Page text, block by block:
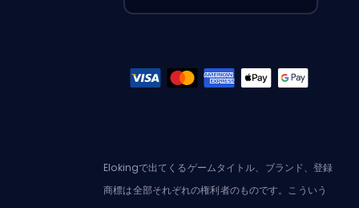
Elokingで出てくるゲームタイトル、ブランド、登録
商標は全部それぞれの権利者のものです。こういう